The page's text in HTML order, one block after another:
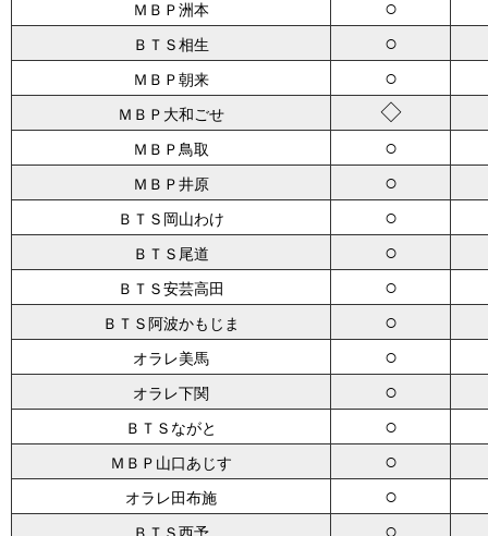
ＭＢＰ洲本 ○
ＢＴＳ相生 ○
ＭＢＰ朝来 ○
ＭＢＰ大和ごせ ◇
ＭＢＰ鳥取 ○
ＭＢＰ井原 ○
ＢＴＳ岡山わけ ○
ＢＴＳ尾道 ○
ＢＴＳ安芸高田 ○
ＢＴＳ阿波かもじま ○
オラレ美馬 ○
オラレ下関 ○
ＢＴＳながと ○
ＭＢＰ山口あじす ○
オラレ田布施 ○
○